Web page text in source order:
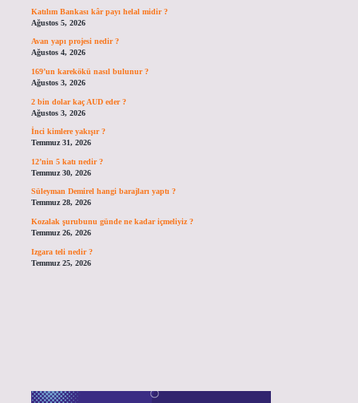
Katılım Bankası kâr payı helal midir ?
Ağustos 5, 2026
Avan yapı projesi nedir ?
Ağustos 4, 2026
169’un karekökü nasıl bulunur ?
Ağustos 3, 2026
2 bin dolar kaç AUD eder ?
Ağustos 3, 2026
İnci kimlere yakışır ?
Temmuz 31, 2026
12’nin 5 katı nedir ?
Temmuz 30, 2026
Süleyman Demirel hangi barajları yaptı ?
Temmuz 28, 2026
Kozalak şurubunu günde ne kadar içmeliyiz ?
Temmuz 26, 2026
Izgara teli nedir ?
Temmuz 25, 2026